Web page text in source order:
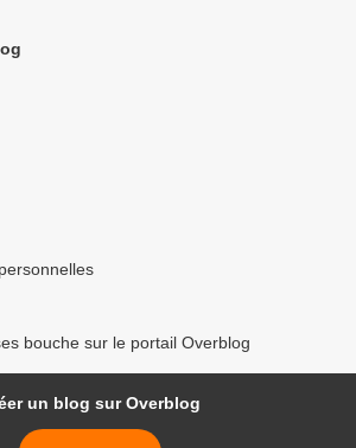
bouche sur le portail Overblog
un blog sur Overblog